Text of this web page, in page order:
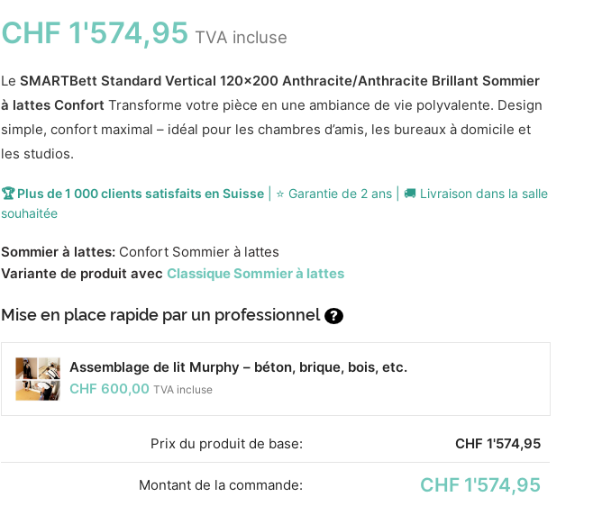
CHF 1'574,95 TVA incluse
Le SMARTBett Standard Vertical 120x200 Anthracite/Anthracite Brillant Sommier
à lattes ConfortTransforme votre pièce en une ambiance de vie polyvalente. Design
simple, confort maximal – idéal pour les chambres d’amis, les bureaux à domicile et
les studios.
🏆 Plus de 1 000 clients satisfaits en Suisse| ⭐ Garantie de 2 ans | 🚚 Livraison dans la salle
souhaitée
Sommier à lattes:Confort Sommier à lattes
Variante de produit avec Classique Sommier à lattes
Mise en place rapide par un professionnel ?
Assemblage de lit Murphy – béton, brique, bois, etc.
CHF 600,00 TVA incluse
Prix ​​du produit de base: CHF 1'574,95
Montant de la commande: CHF 1'574,95